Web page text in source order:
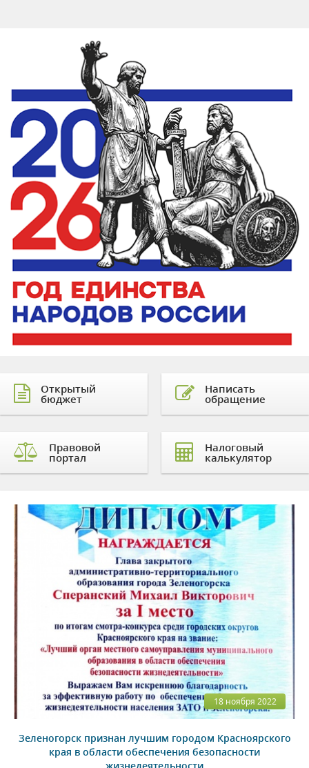
Открытый
бюджет
Правовой
портал
Написать
обращение
Налоговый
калькулятор
18 ноября 2022
Зеленогорск признан лучшим городом Красноярского
края в области обеспечения безопасности
жизнедеятельности